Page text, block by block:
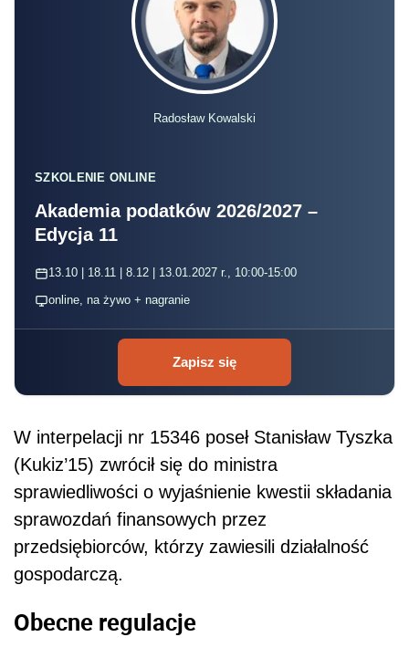
Radosław Kowalski
SZKOLENIE ONLINE
Akademia podatków 2026/2027 –
Edycja 11
13.10 | 18.11 | 8.12 | 13.01.2027 r., 10:00-15:00
online, na żywo + nagranie
Zapisz się
W interpelacji nr 15346 poseł Stanisław Tyszka
(Kukiz’15) zwrócił się do ministra
sprawiedliwości o wyjaśnienie kwestii składania
sprawozdań finansowych przez
przedsiębiorców, którzy zawiesili działalność
gospodarczą.
Obecne regulacje